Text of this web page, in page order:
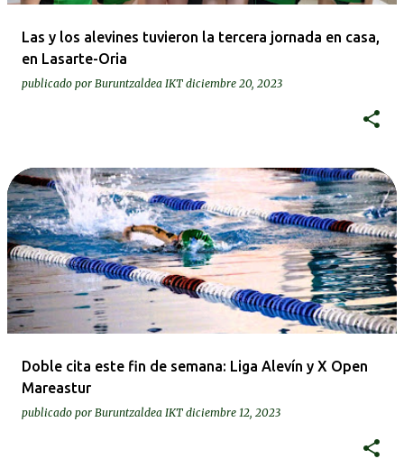
Las y los alevines tuvieron la tercera jornada en casa,
en Lasarte-Oria
publicado por Buruntzaldea IKT diciembre 20, 2023
Doble cita este fin de semana: Liga Alevín y X Open
Mareastur
publicado por Buruntzaldea IKT diciembre 12, 2023